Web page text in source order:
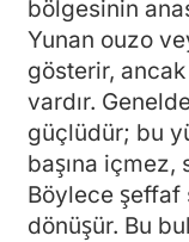
bölgesinin
Yunan ouzo
gösterir,
vardır.
güçlüdür; bu
başına
Böylece şeffaf
dönüşür. Bu